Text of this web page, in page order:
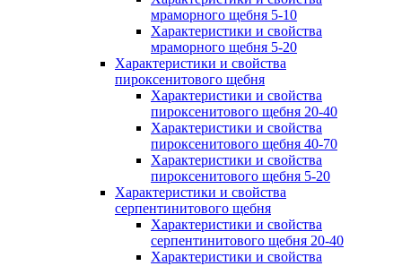
мраморного щебня 5-10
Характеристики и свойства
мраморного щебня 5-20
Характеристики и свойства
пироксенитового щебня
Характеристики и свойства
пироксенитового щебня 20-40
Характеристики и свойства
пироксенитового щебня 40-70
Характеристики и свойства
пироксенитового щебня 5-20
Характеристики и свойства
серпентинитового щебня
Характеристики и свойства
серпентинитового щебня 20-40
Характеристики и свойства